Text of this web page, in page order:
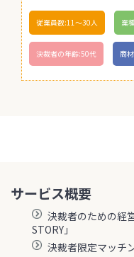
従業員数:11〜30人 業
決裁者の年齢:50代 商
サービス概要
決裁者のための経
STORY」
決裁者限定マッチ